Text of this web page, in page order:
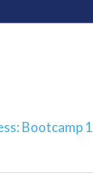
Bootcamp 1